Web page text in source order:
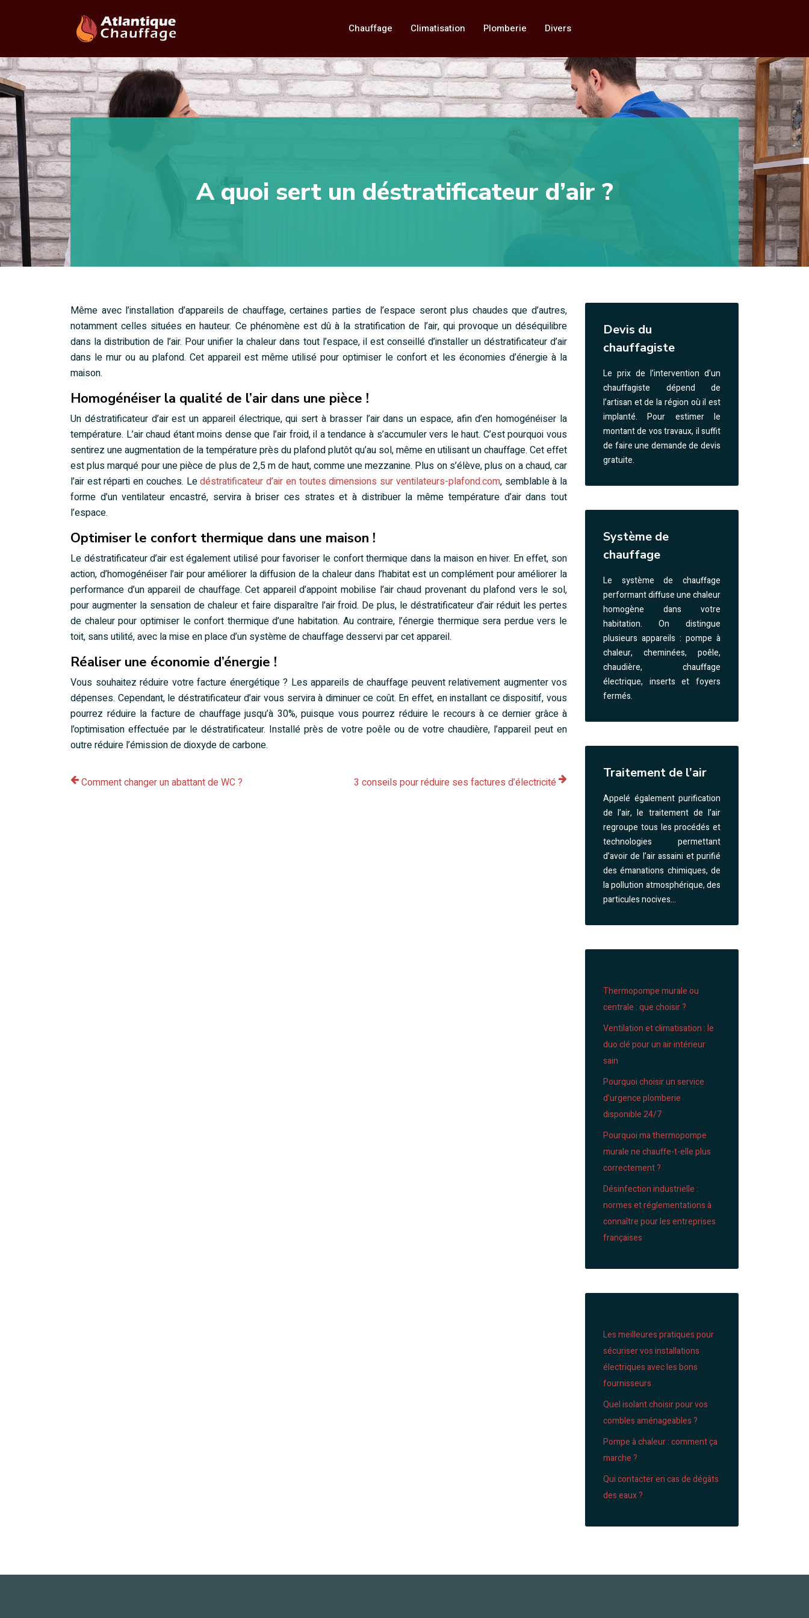
Chauffage Climatisation Plomberie Divers
A quoi sert un déstratificateur d’air ?
Même avec l’installation d’appareils de chauffage, certaines parties de l’espace seront plus chaudes que d’autres,
notamment celles situées en hauteur. Ce phénomène est dû à la stratification de l’air, qui provoque un déséquilibre
dans la distribution de l’air. Pour unifier la chaleur dans tout l’espace, il est conseillé d’installer un déstratificateur d’air
dans le mur ou au plafond. Cet appareil est même utilisé pour optimiser le confort et les économies d’énergie à la
maison.
Homogénéiser la qualité de l’air dans une pièce !
Un déstratificateur d’air est un appareil électrique, qui sert à brasser l’air dans un espace, afin d’en homogénéiser la
température. L’air chaud étant moins dense que l’air froid, il a tendance à s’accumuler vers le haut. C’est pourquoi vous
sentirez une augmentation de la température près du plafond plutôt qu’au sol, même en utilisant un chauffage. Cet effet
est plus marqué pour une pièce de plus de 2,5 m de haut, comme une mezzanine. Plus on s’élève, plus on a chaud, car
l’air est réparti en couches. Ledéstratificateur d’air en toutes dimensions sur ventilateurs-plafond.com, semblable à la
forme d’un ventilateur encastré, servira à briser ces strates et à distribuer la même température d’air dans tout
l’espace.
Optimiser le confort thermique dans une maison !
Le déstratificateur d’air est également utilisé pour favoriser le confort thermique dans la maison en hiver. En effet, son
action, d’homogénéiser l’air pour améliorer la diffusion de la chaleur dans l’habitat est un complément pour améliorer la
performance d’un appareil de chauffage. Cet appareil d’appoint mobilise l’air chaud provenant du plafond vers le sol,
pour augmenter la sensation de chaleur et faire disparaître l’air froid. De plus, le déstratificateur d’air réduit les pertes
de chaleur pour optimiser le confort thermique d’une habitation. Au contraire, l’énergie thermique sera perdue vers le
toit, sans utilité, avec la mise en place d’un système de chauffage desservi par cet appareil.
Réaliser une économie d’énergie !
Vous souhaitez réduire votre facture énergétique ? Les appareils de chauffage peuvent relativement augmenter vos
dépenses. Cependant, le déstratificateur d’air vous servira à diminuer ce coût. En effet, en installant ce dispositif, vous
pourrez réduire la facture de chauffage jusqu’à 30%, puisque vous pourrez réduire le recours à ce dernier grâce à
l’optimisation effectuée par le déstratificateur. Installé près de votre poêle ou de votre chaudière, l’appareil peut en
outre réduire l’émission de dioxyde de carbone.
Comment changer un abattant de WC ? 3 conseils pour réduire ses factures d’électricité
Devis du
chauffagiste
Le prix de l’intervention d’un
chauffagiste dépend de
l’artisan et de la région où il est
implanté. Pour estimer le
montant de vos travaux, il suffit
de faire une demande de devis
gratuite.
Système de
chauffage
Le système de chauffage
performant diffuse une chaleur
homogène dans votre
habitation. On distingue
plusieurs appareils : pompe à
chaleur, cheminées, poêle,
chaudière, chauffage
électrique, inserts et foyers
fermés.
Traitement de l’air
Appelé également purification
de l’air, le traitement de l’air
regroupe tous les procédés et
technologies permettant
d’avoir de l’air assaini et purifié
des émanations chimiques, de
la pollution atmosphérique, des
particules nocives…
Thermopompe murale ou
centrale : que choisir ?
Ventilation et climatisation : le
duo clé pour un air intérieur
sain
Pourquoi choisir un service
d’urgence plomberie
disponible 24/7
Pourquoi ma thermopompe
murale ne chauffe-t-elle plus
correctement ?
Désinfection industrielle :
normes et réglementations à
connaître pour les entreprises
françaises
Les meilleures pratiques pour
sécuriser vos installations
électriques avec les bons
fournisseurs
Quel isolant choisir pour vos
combles aménageables ?
Pompe à chaleur : comment ça
marche ?
Qui contacter en cas de dégâts
des eaux ?